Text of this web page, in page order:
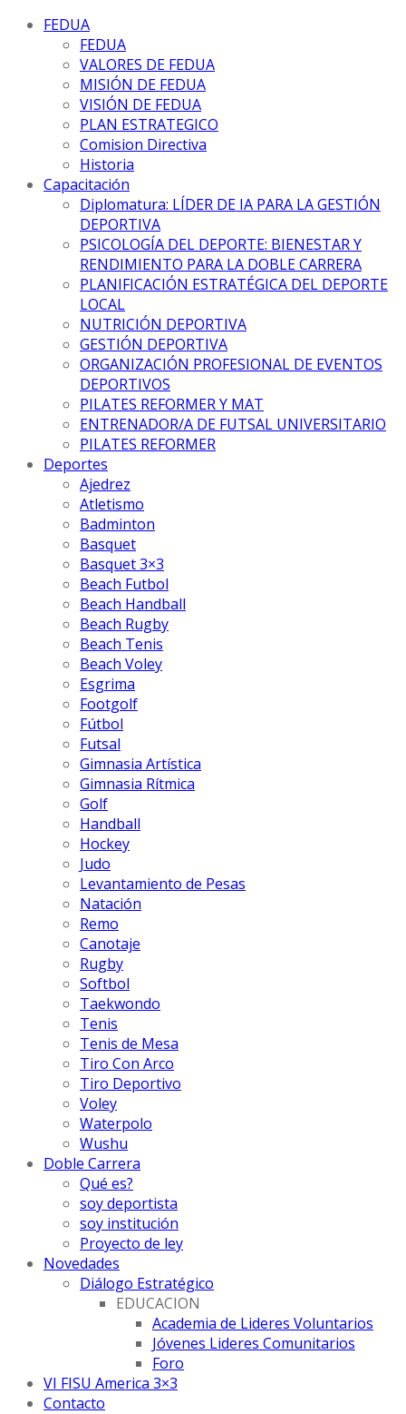
FEDUA
FEDUA
VALORES DE FEDUA
MISIÓN DE FEDUA
VISIÓN DE FEDUA
PLAN ESTRATEGICO
Comision Directiva
Historia
Capacitación
Diplomatura: LÍDER DE IA PARA LA GESTIÓN
DEPORTIVA
PSICOLOGÍA DEL DEPORTE: BIENESTAR Y
RENDIMIENTO PARA LA DOBLE CARRERA
PLANIFICACIÓN ESTRATÉGICA DEL DEPORTE
LOCAL
NUTRICIÓN DEPORTIVA
GESTIÓN DEPORTIVA
ORGANIZACIÓN PROFESIONAL DE EVENTOS
DEPORTIVOS
PILATES REFORMER Y MAT
ENTRENADOR/A DE FUTSAL UNIVERSITARIO
PILATES REFORMER
Deportes
Ajedrez
Atletismo
Badminton
Basquet
Basquet 3×3
Beach Futbol
Beach Handball
Beach Rugby
Beach Tenis
Beach Voley
Esgrima
Footgolf
Fútbol
Futsal
Gimnasia Artística
Gimnasia Rítmica
Golf
Handball
Hockey
Judo
Levantamiento de Pesas
Natación
Remo
Canotaje
Rugby
Softbol
Taekwondo
Tenis
Tenis de Mesa
Tiro Con Arco
Tiro Deportivo
Voley
Waterpolo
Wushu
Doble Carrera
Qué es?
soy deportista
soy institución
Proyecto de ley
Novedades
Diálogo Estratégico
EDUCACION
Academia de Lideres Voluntarios
Jóvenes Lideres Comunitarios
Foro
VI FISU America 3×3
Contacto